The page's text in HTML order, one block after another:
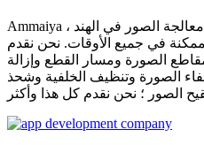
Ammaiya هي واحدة من أفضل شركات معالجة الصور في الهند ،
في جميع الأوقات. نحن نقدم
الصورة ومسار القطع وإزالة
الصورة وتنظيف الخلفية وشحذ